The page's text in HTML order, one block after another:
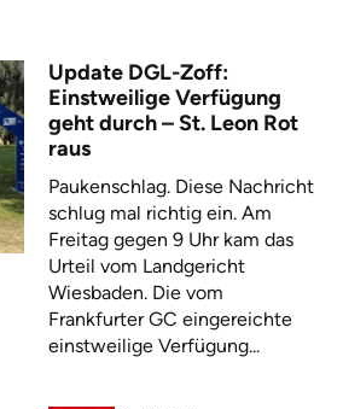
Update DGL-Zoff:
Einstweilige Verfügung
geht durch – St. Leon Rot
raus
Paukenschlag. Diese Nachricht
schlug mal richtig ein. Am
Freitag gegen 9 Uhr kam das
Urteil vom Landgericht
Wiesbaden. Die vom
Frankfurter GC eingereichte
einstweilige Verfügung...